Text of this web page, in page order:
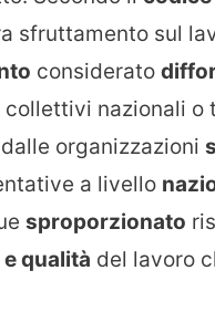
sfruttamento sul
considerato
nazionali o
organizzazioni
a livello
sproporzionato
qualità del lavoro